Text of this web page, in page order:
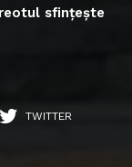
sfințește
TWITTER